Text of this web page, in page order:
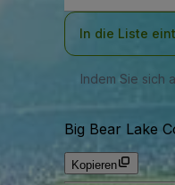
In die Liste
Indem Sie sich
Big Bear Lake
Kopieren